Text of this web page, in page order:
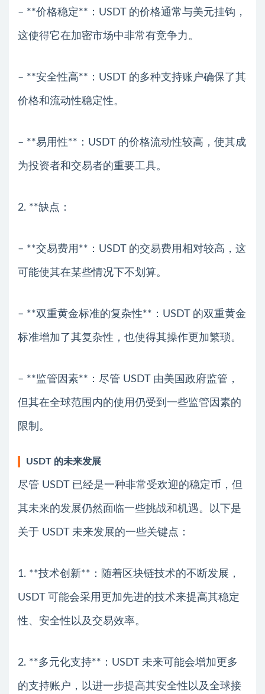
– **价格稳定**：USDT 的价格通常与美元挂钩，
这使得它在加密市场中非常有竞争力。
– **安全性高**：USDT 的多种支持账户确保了其
价格和流动性稳定性。
– **易用性**：USDT 的价格流动性较高，使其成
为投资者和交易者的重要工具。
2. **缺点：
– **交易费用**：USDT 的交易费用相对较高，这
可能使其在某些情况下不划算。
– **双重黄金标准的复杂性**：USDT 的双重黄金
标准增加了其复杂性，也使得其操作更加繁琐。
– **监管因素**：尽管 USDT 由美国政府监管，
但其在全球范围内的使用仍受到一些监管因素的
限制。
USDT 的未来发展
尽管 USDT 已经是一种非常受欢迎的稳定币，但
其未来的发展仍然面临一些挑战和机遇。以下是
关于 USDT 未来发展的一些关键点：
1. **技术创新**：随着区块链技术的不断发展，
USDT 可能会采用更加先进的技术来提高其稳定
性、安全性以及交易效率。
2. **多元化支持**：USDT 未来可能会增加更多
的支持账户，以进一步提高其安全性以及全球接